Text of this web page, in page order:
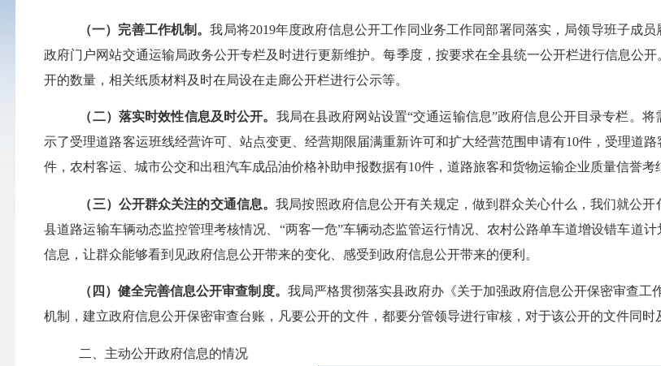
（一）完善工作机制。我局将2019年度政府信息公开工作同业务工作同部署同落实，局领导班子成员
政府门户网站交通运输局政务公开专栏及时进行更新维护。每季度，按要求在全县统一公开栏进行信息公
开的数量，相关纸质材料及时在局设在走廊公开栏进行公示等。
（二）落实时效性信息及时公开。 我局在县政府网站设置“交通运输信息”政府信息公开目录专栏。
示了受理道路客运班线经营许可、站点变更、经营期限届满重新许可和扩大经营范围申请有10件，受理道
件，农村客运、城市公交和出租汽车成品油价格补助申报数据有10件，道路旅客和货物运输企业质量信誉考
（三）公开群众关注的交通信息。我局按照政府信息公开有关规定， 做到群众关心什么，我们就公开
县道路运输车辆动态监控管理考核情况、“两客一危”车辆动态监管运行情况、农村公路单车道增设错车道
信息，让群众能够看到见政府信息公开带来的变化、感受到政府信息公开带来的便利。
（四）健全完善信息公开审查制度。 我局严格贯彻落实县政府办《关于加强政府信息公开保密审查工
机制，建立政府信息公开保密审查台账，凡要公开的文件，都要分管领导进行审核，对于该公开的文件同时
二、主动公开政府信息的情况